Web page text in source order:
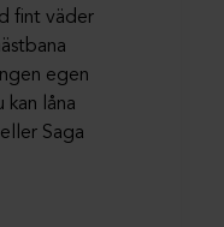
fint väder
egen
kan låna
Saga